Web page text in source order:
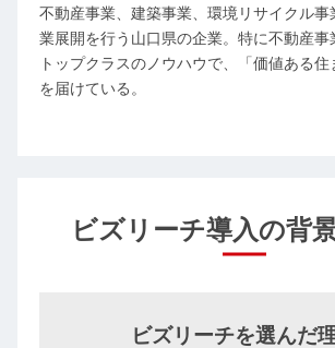
不動産事業、建築事業、環境リサイクル事
業展開を行う山口県の企業。特に不動産事
トップクラスのノウハウで、「価値ある住
を届けている。
ビズリーチ導入の背
ビズリーチを選んだ